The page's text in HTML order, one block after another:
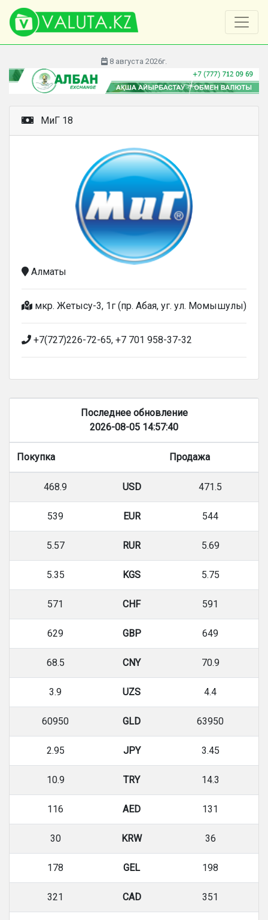
8 августа 2026г.
МиГ 18
Алматы
мкр. Жетысу-3, 1г (пр. Абая, уг. ул. Момышулы)
+7(727)226-72-65, +7 701 958-37-32
Последнее обновление
2026-08-05 14:57:40
Покупка Продажа
468.9 USD 471.5
539 EUR 544
5.57 RUR 5.69
5.35 KGS 5.75
571 CHF 591
629 GBP 649
68.5 CNY 70.9
3.9 UZS 4.4
60950 GLD 63950
2.95 JPY 3.45
10.9 TRY 14.3
116 AED 131
30 KRW 36
178 GEL 198
321 CAD 351